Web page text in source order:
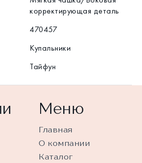
корректирующая деталь
470457
Купальники
Тайфун
Меню
Главная
О компании
Каталог